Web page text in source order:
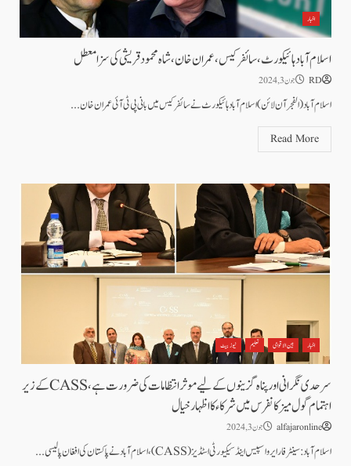
اخبار
اسلام آباد ہائیکورٹ ،سائفر کیس ،عمران خان ،شاہ محمود قریشی کی سزا معطل
RD جون 3, 2024
اسلام آباد (الفجرآن لائن) اسلام آباد ہائیکورٹ نے سائفر کیس میں بانی پی ٹی آئی عمران خان...
Read More
اخبار بین الاقوامی تعلیم نیوز بیٹ
سرحدی نگرانی اور پناہ گزینوں کے لیے موثر انتظامات کی ضرورت ہے،CASSکے زیر
اہتمام گول میز کانفرس میں شرکاء کا اظہار خیال
alfajaronline جون 3, 2024
اسلام آباد :سینٹر فار ایرو اسپیس اینڈ سیکیورٹی اسٹڈیز (CASS)، اسلام آباد نے پاکستان کی افغان پالیسی...